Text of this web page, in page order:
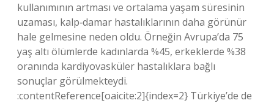
kullanımının artması ve ortalama yaşam süresinin
uzaması, kalp‑damar hastalıklarının daha görünür
hale gelmesine neden oldu. Örneğin Avrupa’da 75
yaş altı ölümlerde kadınlarda %45, erkeklerde %38
oranında kardiyovasküler hastalıklara bağlı
sonuçlar görülmekteydi.
:contentReference[oaicite:2]{index=2} Türkiye’de de